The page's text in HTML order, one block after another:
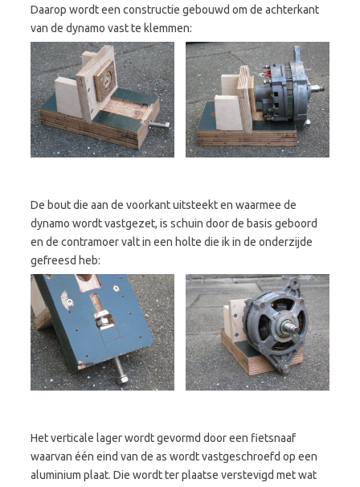
Daarop wordt een constructie gebouwd om de achterkant
van de dynamo vast te klemmen:
De bout die aan de voorkant uitsteekt en waarmee de
dynamo wordt vastgezet, is schuin door de basis geboord
en de contramoer valt in een holte die ik in de onderzijde
gefreesd heb:
Het verticale lager wordt gevormd door een fietsnaaf
waarvan één eind van de as wordt vastgeschroefd op een
aluminium plaat. Die wordt ter plaatse verstevigd met wat